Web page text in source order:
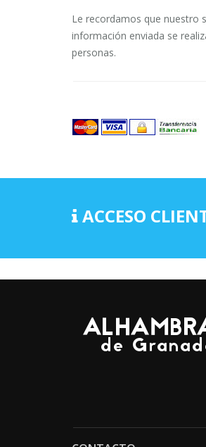
Le recordamos que nuestro
información enviada se
personas.
ACCESO